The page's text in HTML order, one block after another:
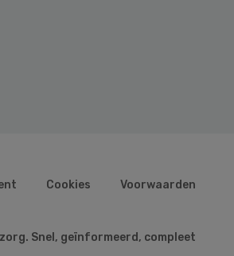
Cookies Voorwaarden
Snel, geïnformeerd, compleet